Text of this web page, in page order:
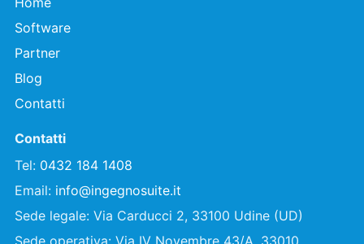
Software
Partner
Blog
Contatti
Contatti
Tel: 0432 184 1408
Email: info@ingegnosuite.it
Sede legale: Via Carducci 2, 33100 Udine (UD)
Sede operativa: Via IV Novembre 43/A, 33010